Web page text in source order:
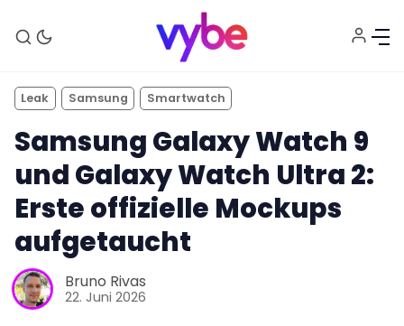
Aktuelles
Leak Samsung Smartwatch
Samsung Galaxy Watch 9
und Galaxy Watch Ultra 2:
Erste offizielle Mockups
aufgetaucht
Bruno Rivas
22. Juni 2026